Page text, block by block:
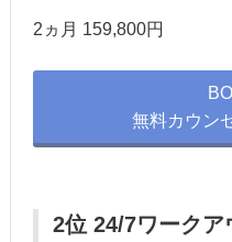
2ヵ月 159,800円
無料カウン
2位 24/7ワークア